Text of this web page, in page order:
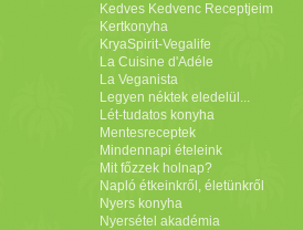
Kedves Kedvenc Receptjeim
Kertkonyha
KryaSpirit-Vegalife
La Cuisine d'Adéle
La Veganista
Legyen néktek eledelül...
Lét-tudatos konyha
Mentesreceptek
Mindennapi ételeink
Mit főzzek holnap?
Napló étkeinkről, életünkről
Nyers konyha
Nyersétel akadémia